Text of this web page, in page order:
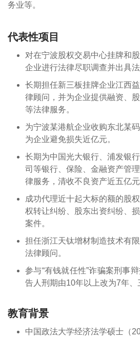
务业等。
代表性项目
对在宁波股权交易中心挂牌和
企业进行法律尽职调查并出具法
长期担任新三板挂牌企业江西
律顾问，并为企业提供融资、
等法律服务。
为宁波某港航企业收购东北某
为企业避免损失近亿元。
长期为中国光大银行、浦发银
司等银行、保险、金融资产管
律服务，清收不良资产近五亿元
成功代理近十起大标的额的股
权转让纠纷、股东出资纠纷、
案件。
担任浙江天钛增材制造技术有
法律顾问。
参与“有钱就任性”诈骗案刑事
告人刑期由10年以上改为7年、
教育背景
中国政法大学经济法学硕士（